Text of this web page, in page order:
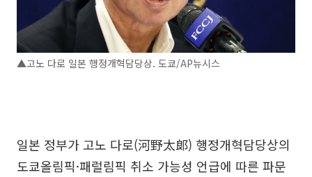
▲고노 다로 일본 행정개혁담당상. 도쿄/AP뉴시스
일본 정부가 고노 다로(河野太郞) 행정개혁담당상의
도쿄올림픽·패럴림픽 취소 가능성 언급에 따른 파문